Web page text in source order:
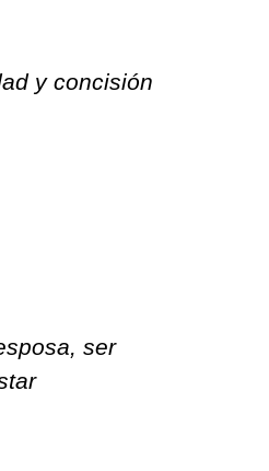
y concisión
ser